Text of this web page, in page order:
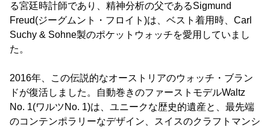
る宮廷時計師であり、精神分析の父であるSigmund
Freud(ジーグムント・フロイト)は、ベスト着用時、Carl
Suchy & Sohne製のポケットウォッチを愛用していまし
た。
2016年、この伝説的なオーストリアのウォッチ・ブラン
ドが復活しました。自動巻きのファーストモデルWaltz
No. 1(ワルツNo. 1)は、ユニークな歴史的遺産と、最先端
のコンテンポラリーなデザイン、スイスのクラフトマンシ